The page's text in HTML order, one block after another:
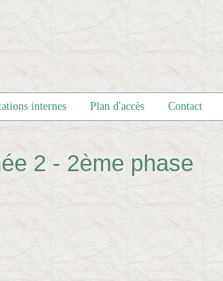
internes Plan d'accès Contact
2 - 2ème phase